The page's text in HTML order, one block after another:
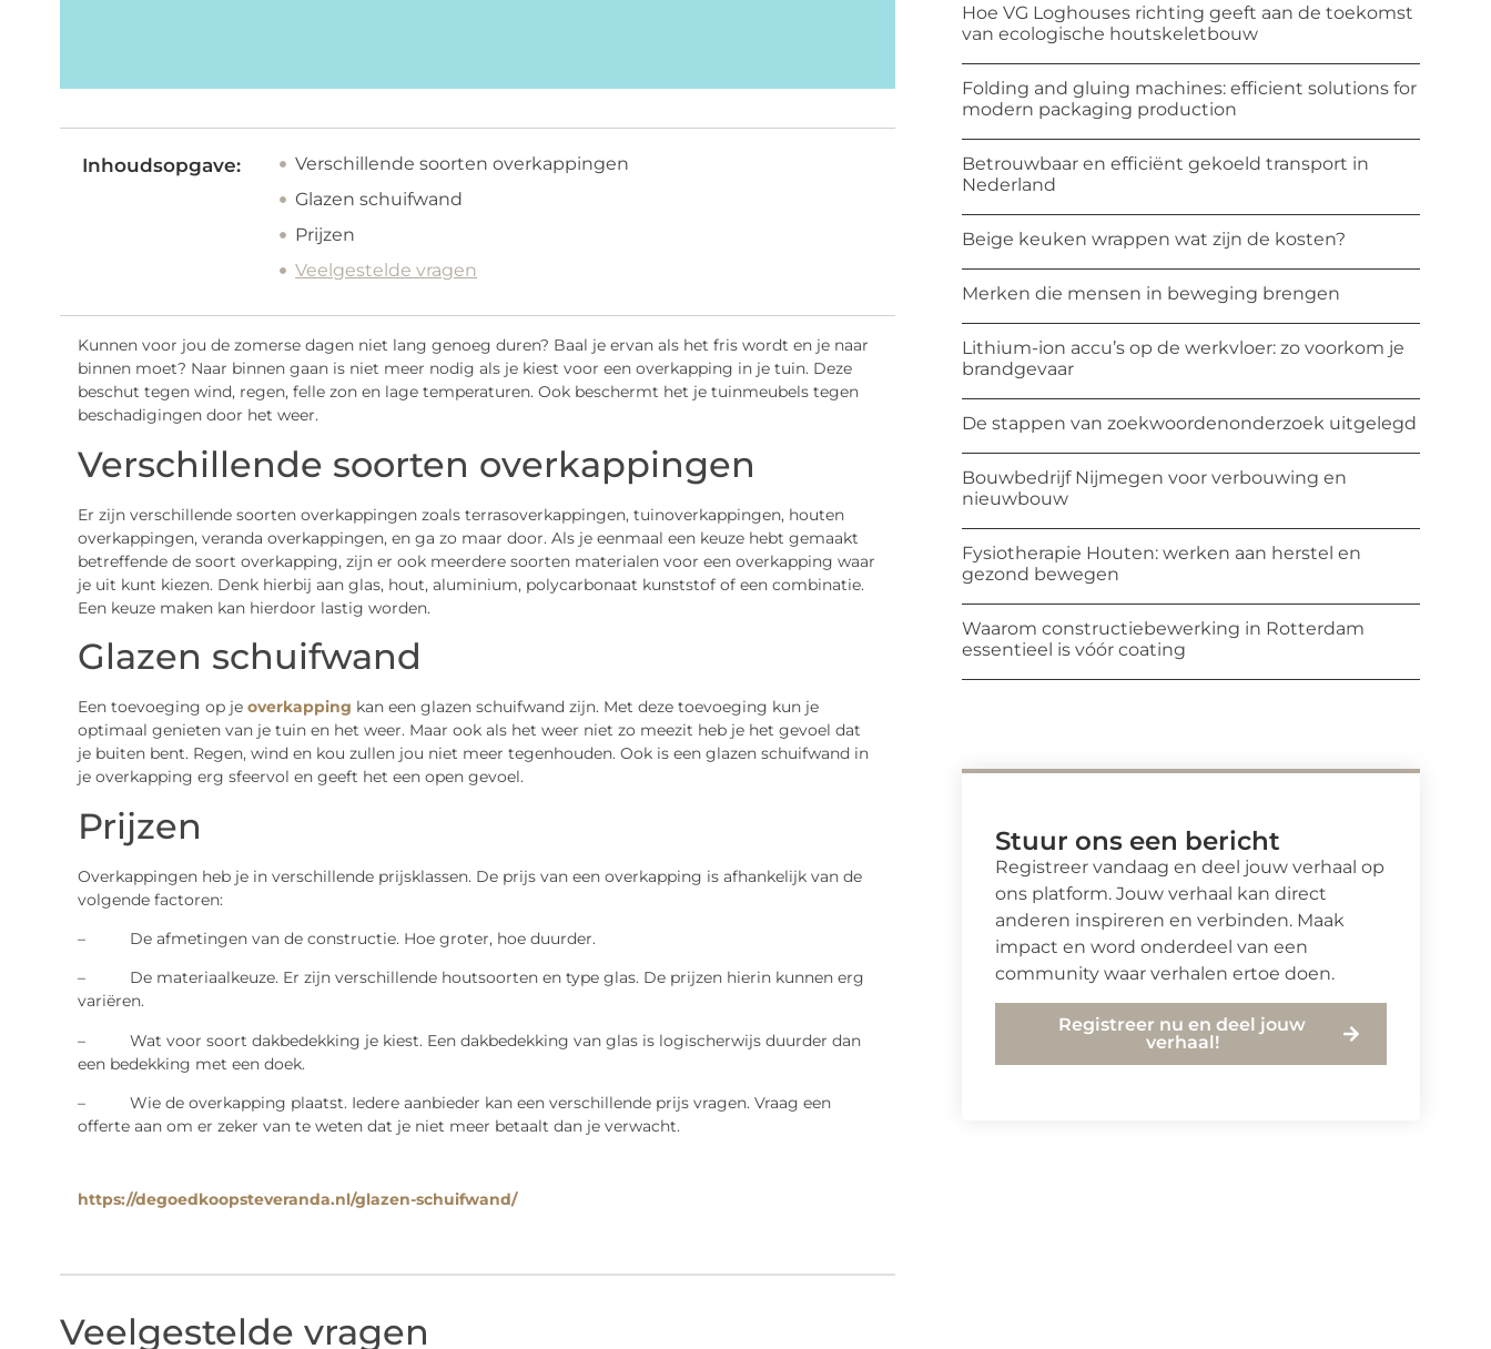
Inhoudsopgave:
Verschillende soorten overkappingen
Glazen schuifwand
Prijzen
Veelgestelde vragen
Kunnen voor jou de zomerse dagen niet lang genoeg duren? Baal je ervan als het fris wordt en je naar
binnen moet? Naar binnen gaan is niet meer nodig als je kiest voor een overkapping in je tuin. Deze
beschut tegen wind, regen, felle zon en lage temperaturen. Ook beschermt het je tuinmeubels tegen
beschadigingen door het weer.
Verschillende soorten overkappingen
Er zijn verschillende soorten overkappingen zoals terrasoverkappingen, tuinoverkappingen, houten
overkappingen, veranda overkappingen, en ga zo maar door. Als je eenmaal een keuze hebt gemaakt
betreffende de soort overkapping, zijn er ook meerdere soorten materialen voor een overkapping waar
je uit kunt kiezen. Denk hierbij aan glas, hout, aluminium, polycarbonaat kunststof of een combinatie.
Een keuze maken kan hierdoor lastig worden.
Glazen schuifwand
Een toevoeging op je overkapping kan een glazen schuifwand zijn. Met deze toevoeging kun je
optimaal genieten van je tuin en het weer. Maar ook als het weer niet zo meezit heb je het gevoel dat
je buiten bent. Regen, wind en kou zullen jou niet meer tegenhouden. Ook is een glazen schuifwand in
je overkapping erg sfeervol en geeft het een open gevoel.
Prijzen
Overkappingen heb je in verschillende prijsklassen. De prijs van een overkapping is afhankelijk van de
volgende factoren:
– De afmetingen van de constructie. Hoe groter, hoe duurder.
– De materiaalkeuze. Er zijn verschillende houtsoorten en type glas. De prijzen hierin kunnen erg
variëren.
– Wat voor soort dakbedekking je kiest. Een dakbedekking van glas is logischerwijs duurder dan
een bedekking met een doek.
– Wie de overkapping plaatst. Iedere aanbieder kan een verschillende prijs vragen. Vraag een
offerte aan om er zeker van te weten dat je niet meer betaalt dan je verwacht.
https://degoedkoopsteveranda.nl/glazen-schuifwand/
Veelgestelde vragen
Hoe VG Loghouses richting geeft aan de toekomst
van ecologische houtskeletbouw
Folding and gluing machines: efficient solutions for
modern packaging production
Betrouwbaar en efficiënt gekoeld transport in
Nederland
Beige keuken wrappen wat zijn de kosten?
Merken die mensen in beweging brengen
Lithium-ion accu’s op de werkvloer: zo voorkom je
brandgevaar
De stappen van zoekwoordenonderzoek uitgelegd
Bouwbedrijf Nijmegen voor verbouwing en
nieuwbouw
Fysiotherapie Houten: werken aan herstel en
gezond bewegen
Waarom constructiebewerking in Rotterdam
essentieel is vóór coating
Stuur ons een bericht
Registreer vandaag en deel jouw verhaal op
ons platform. Jouw verhaal kan direct
anderen inspireren en verbinden. Maak
impact en word onderdeel van een
community waar verhalen ertoe doen.
Registreer nu en deel jouw
verhaal!